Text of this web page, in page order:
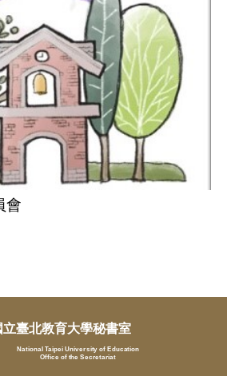
會
立臺北教育大學秘書室
National Taipei University of Education
Office of the Secretariat